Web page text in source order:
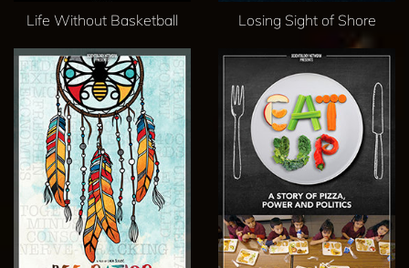
Life Without Basketball Losing Sight of Shore